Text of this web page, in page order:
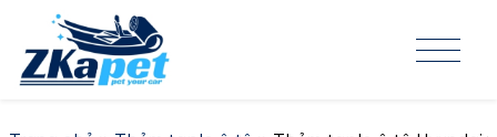
Skip to content